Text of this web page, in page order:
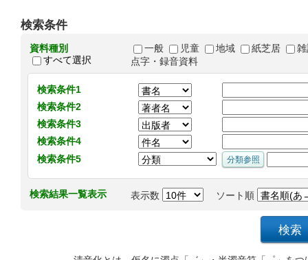
検索条件
資料種別
すべて選択
一般 児童 地域 紙芝居
点字・録音資料
検索条件1
検索条件2
検索条件3
検索条件4
検索条件5
検索結果一覧表示 表示数 ソート順